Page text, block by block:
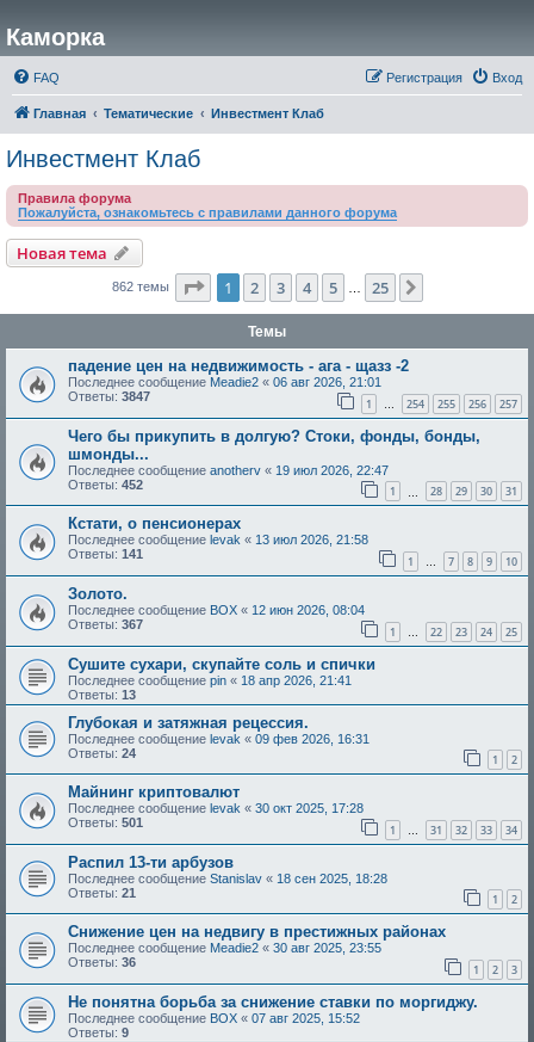
Каморка
FAQ Вход
Регистрация
Главная Тематические Инвестмент Клаб
Инвестмент Клаб
Правила форума
Пожалуйста, ознакомьтесь с правилами данного форума
Новая тема
862 темы Страница из 25
1 2 3 4 5 25
Темы
падение цен на недвижимость - ага - щазз -2
Последнее сообщение Meadie2 « 06 авг 2026, 21:01
Ответы: 3847 1 … 254 255 256 257
Чего бы прикупить в долгую? Стоки, фонды, бонды,
шмонды...
Последнее сообщение anotherv « 19 июл 2026, 22:47
Ответы: 452 1 28 29 30 31
Кстати, о пенсионерах
Последнее сообщение levak « 13 июл 2026, 21:58
Ответы: 141 1 … 7 8 9 10
Золото.
Последнее сообщение BOX « 12 июн 2026, 08:04
Ответы: 367 1 … 22 23 24 25
Сушите сухари, скупайте соль и спички
Последнее сообщение pin « 18 апр 2026, 21:41
Ответы: 13
Глубокая и затяжная рецессия.
Последнее сообщение levak « 09 фев 2026, 16:31
Ответы: 24 1 2
Майнинг криптовалют
Последнее сообщение levak « 30 окт 2025, 17:28
Ответы: 501 1 … 31 32 33 34
Распил 13-ти арбузов
Последнее сообщение Stanislav « 18 сен 2025, 18:28
Ответы: 21 1 2
Снижение цен на недвигу в престижных районах
Последнее сообщение Meadie2 « 30 авг 2025, 23:55
Ответы: 36 1 2 3
Не понятна борьба за снижение ставки по моргиджу.
Последнее сообщение BOX « 07 авг 2025, 15:52
Ответы: 9